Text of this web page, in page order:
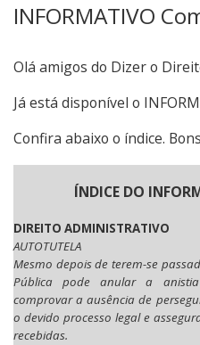
INFORMATIVO
Olá amigos do Dizer o
Já está disponível o
Confira abaixo o índice.
ÍNDICE DO
DIREITO ADMINISTRATIVO
AUTOTUTELA
Mesmo depois de terem-se
Pública pode anular a
comprovar a ausência de
o devido processo legal e
recebidas.